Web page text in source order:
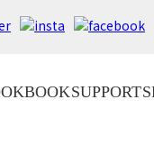
SUPPORT